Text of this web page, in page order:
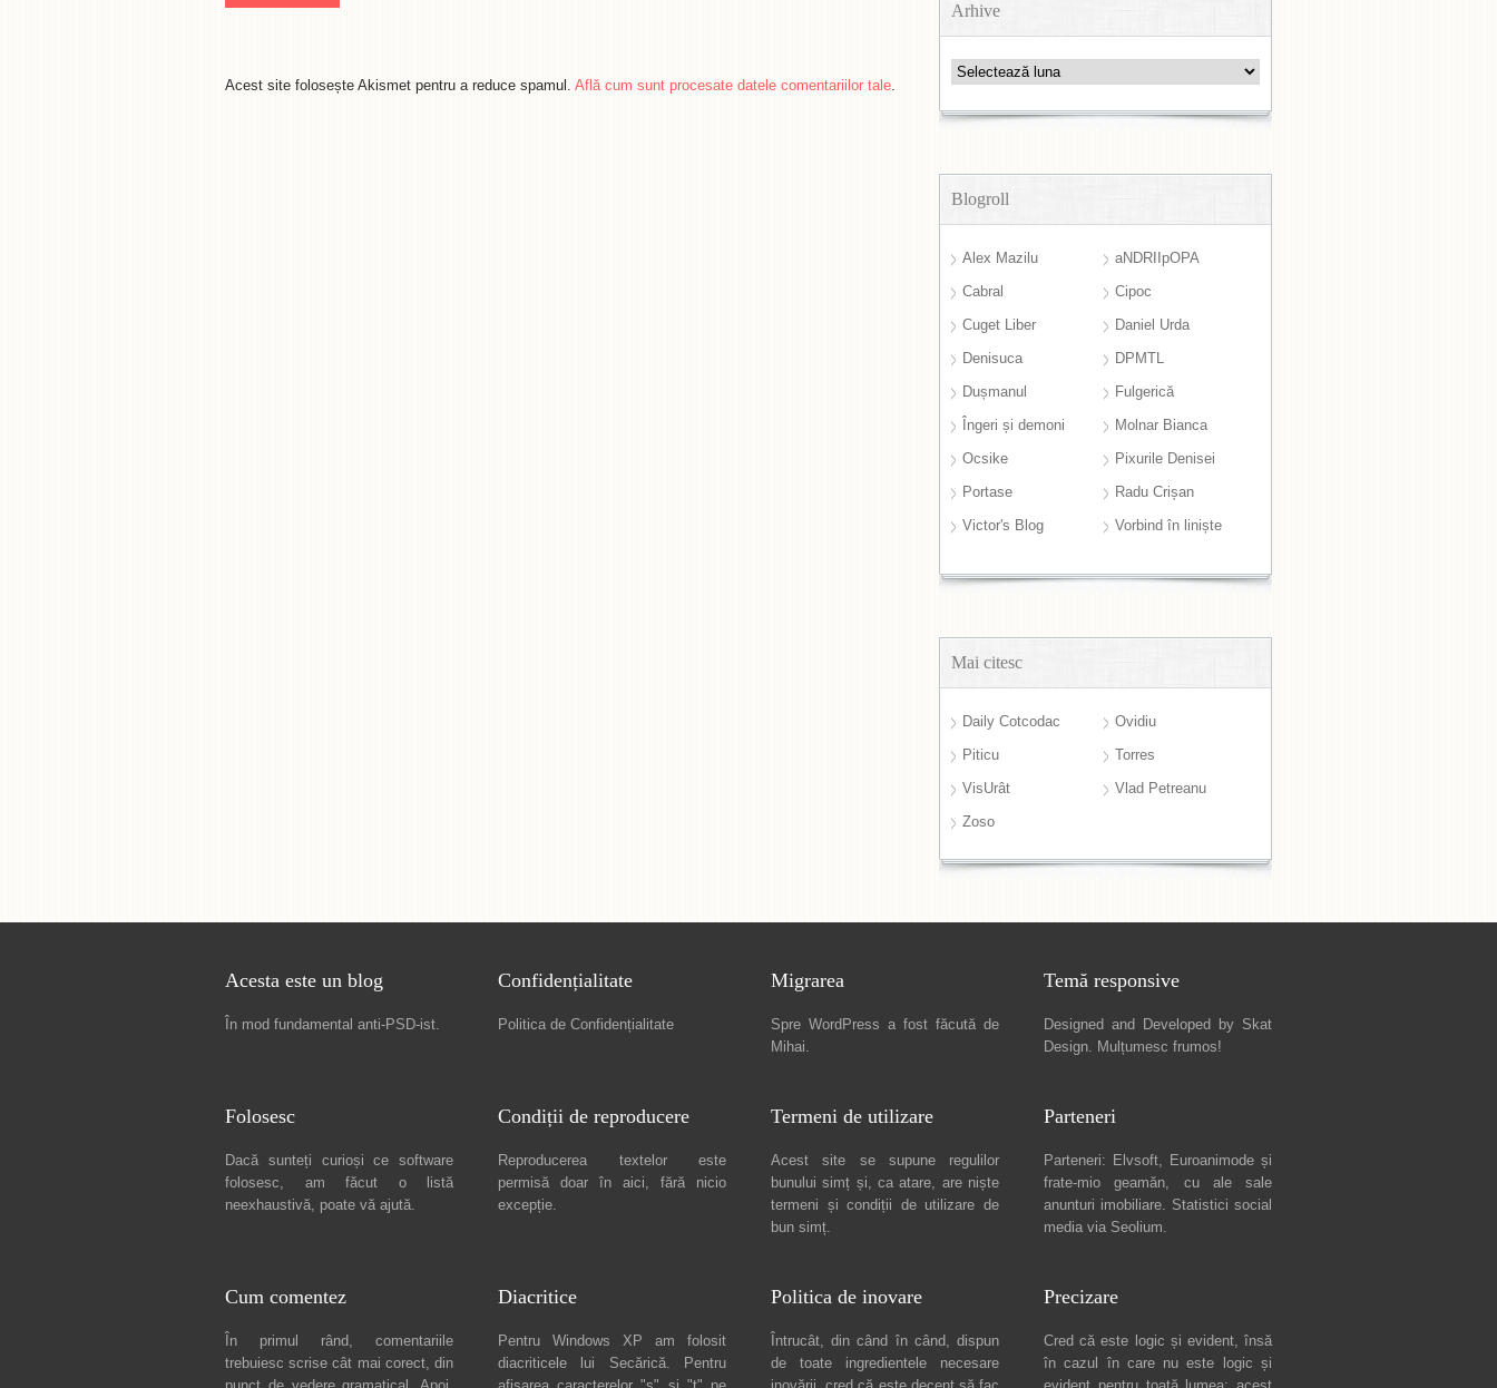
Acest site folosește Akismet pentru a reduce spamul. Află cum sunt procesate datele comentariilor tale.
Arhive
Arhive
Blogroll
Alex Mazilu
aNDRIIpOPA
Cabral
Cipoc
Cuget Liber
Daniel Urda
Denisuca
DPMTL
Dușmanul
Fulgerică
Îngeri și demoni
Molnar Bianca
Ocsike
Pixurile Denisei
Portase
Radu Crișan
Victor's Blog
Vorbind în liniște
Mai citesc
Daily Cotcodac
Ovidiu
Piticu
Torres
VisUrât
Vlad Petreanu
Zoso
Acesta este un blog
În mod fundamental anti-PSD-ist.
Confidențialitate
Politica de Confidențialitate
Migrarea
Spre WordPress a fost făcută de
Mihai.
Temă responsive
Designed and Developed by Skat
Design. Mulțumesc frumos!
Folosesc
Dacă sunteți curioși ce software
folosesc, am făcut o listă
neexhaustivă, poate vă ajută.
Condiții de reproducere
Reproducerea textelor este
permisă doar în aici, fără nicio
excepție.
Termeni de utilizare
Acest site se supune regulilor
bunului simț și, ca atare, are niște
termeni și condiții de utilizare de
bun simț.
Parteneri
Parteneri: Elvsoft, Euroanimode și
frate-mio geamăn, cu ale sale
anunturi imobiliare. Statistici social
media via Seolium.
Cum comentez
În primul rând, comentariile
trebuiesc scrise cât mai corect, din
Diacritice
Pentru Windows XP am folosit
diacriticele lui Secărică. Pentru
Politica de inovare
Întrucât, din când în când, dispun
de toate ingredientele necesare
Precizare
Cred că este logic și evident, însă
în cazul în care nu este logic și